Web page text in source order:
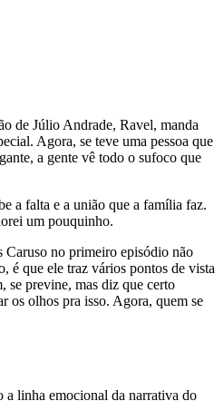
de Júlio Andrade, Ravel, manda
Agora, se teve uma pessoa que
a gente vê todo o sufoco que
a falta e a união que a família faz.
um pouquinho.
Caruso no primeiro episódio não
é que ele traz vários pontos de vista
se previne, mas diz que certo
os olhos pra isso. Agora, quem se
a linha emocional da narrativa do